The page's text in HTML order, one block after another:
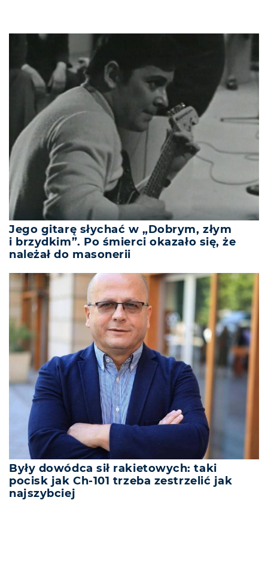
Jego gitarę słychać w „Dobrym, złym
i brzydkim”. Po śmierci okazało się, że
należał do masonerii
Były dowódca sił rakietowych: taki
pocisk jak Ch-101 trzeba zestrzelić jak
najszybciej